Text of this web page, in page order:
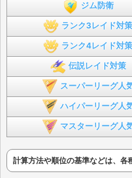
ジム防衛
ランク3レイド対策
ランク4レイド対策
伝説レイド対策
スーパーリーグ人
ハイパーリーグ人
マスターリーグ人
計算方法や順位の基準などは、各